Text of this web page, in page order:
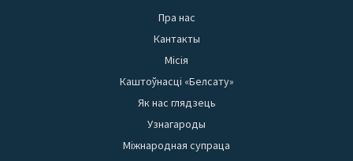
Пра нас
Кантакты
Місія
Каштоўнасці «Белсату»
Як нас глядзець
Узнагароды
Міжнародная супраца